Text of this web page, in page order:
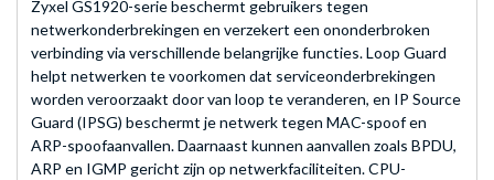
Zyxel GS1920-serie beschermt gebruikers tegen
netwerkonderbrekingen en verzekert een ononderbroken
verbinding via verschillende belangrijke functies. Loop Guard
helpt netwerken te voorkomen dat serviceonderbrekingen
worden veroorzaakt door van loop te veranderen, en IP Source
Guard (IPSG) beschermt je netwerk tegen MAC-spoof en
ARP-spoofaanvallen. Daarnaast kunnen aanvallen zoals BPDU,
ARP en IGMP gericht zijn op netwerkfaciliteiten. CPU-